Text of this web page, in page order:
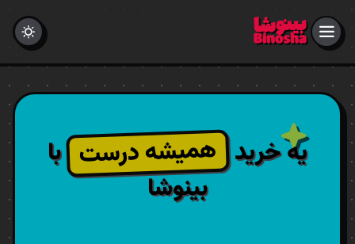
یه خرید همیشه درست با
بینوشا